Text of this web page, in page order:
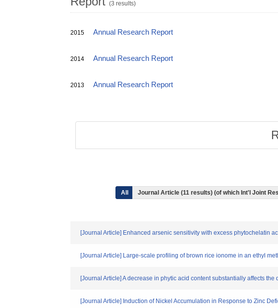
(3 results)
2015 Annual Research Report
2014 Annual Research Report
2013 Annual Research Report
All Journal Article (11 results) (of which Int'l Joint
[Journal Article] Enhanced arsenic sensitivity with excess phytochelatin
[Journal Article] Large-scale profiling of brown rice ionome in an ethyl
[Journal Article] A decrease in phytic acid content substantially affects
[Journal Article] Induction of Nickel Accumulation in Response to Zinc